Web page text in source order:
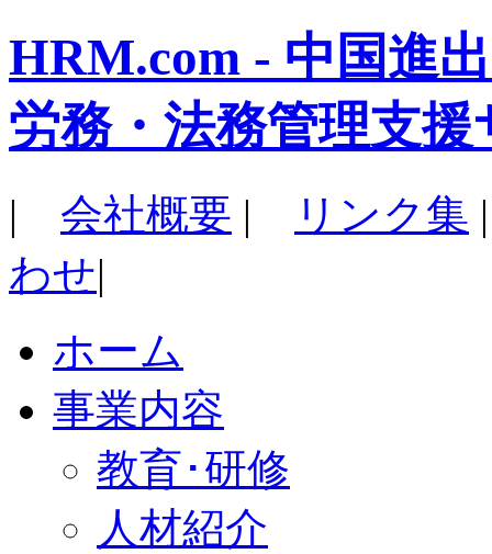
HRM.com - 中国進
労務・法務管理支援
| 会社概要 | リンク集
わせ|
ホーム
事業内容
教育･研修
人材紹介